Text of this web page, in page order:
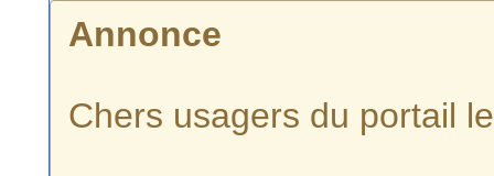
Annonce
Chers usagers du portail